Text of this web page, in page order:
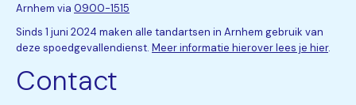
Arnhem via 0900-1515
Sinds 1 juni 2024 maken alle tandartsen in Arnhem gebruik van
deze spoedgevallendienst. Meer informatie hierover lees je hier.
Contact